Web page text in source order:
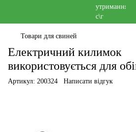
Товари для свиней
Електричний килимок
використовується для
Артикул: 200324 Написати відгук